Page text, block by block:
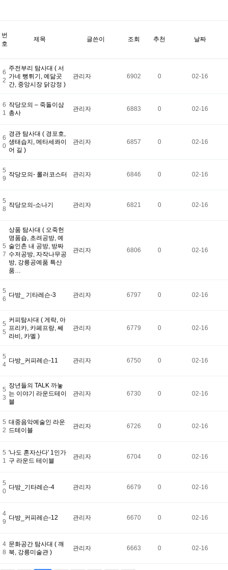
번
호
제목 글쓴이 조회 추천 날짜
6
2
주전부리 탐사대 ( 서
가네 뻥튀기, 예닮곳
간, 중앙시장 닭강정 )
관리자 6902 0 02-16
6
1
작당모의 – 죽돌이삼
총사
관리자 6883 0 02-16
6
0
경관 탐사대 ( 경포호,
생태습지, 메타세콰이
어 길 )
관리자 6857 0 02-16
5
9
작당모의- 롤러코스터 관리자 6846 0 02-16
5
8
작당모의-소나기 관리자 6821 0 02-16
5
7
상품 탐사대 ( 오죽헌
명품숍, 초려공방, 예
술인촌 내 공방, 방짜
수저공방, 자작나무공
방, 강릉공예품 특산
품…
관리자 6806 0 02-16
5
6
다방_ 기타레슨-3 관리자 6797 0 02-16
5
5
커피탐사대 ( 게락, 아
프리카, 카페프랑, 쎄
라비, 카멜 )
관리자 6779 0 02-16
5
4
다방_커피레슨-11 관리자 6750 0 02-16
5
3
장년들의 TALK 까놓
는 이야기 라운드테이
블
관리자 6730 0 02-16
5
2
대중음악예술인 라운
드테이블
관리자 6726 0 02-16
5
1
'나도 혼자산다' 1인가
구 라운드 테이블
관리자 6704 0 02-16
5
0
다방_기타레슨-4 관리자 6679 0 02-16
4
9
다방_커피레슨-12 관리자 6670 0 02-16
4
8
문화공간 탐사대 ( 깨
북, 강릉미술관 )
관리자 6663 0 02-16